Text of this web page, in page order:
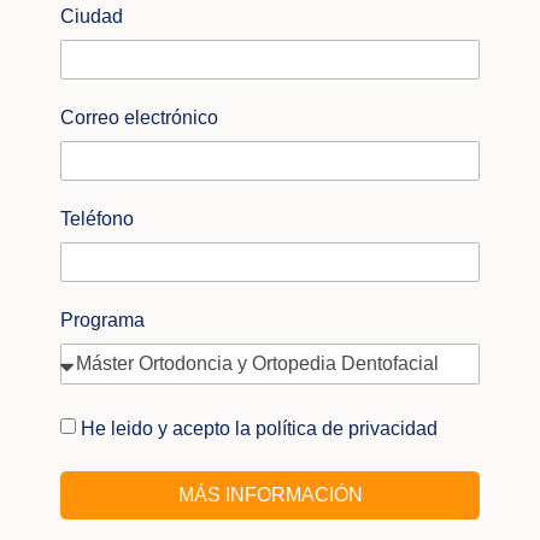
Ciudad
Correo electrónico
Teléfono
Programa
He leido y acepto la política de privacidad
MÁS INFORMACIÓN